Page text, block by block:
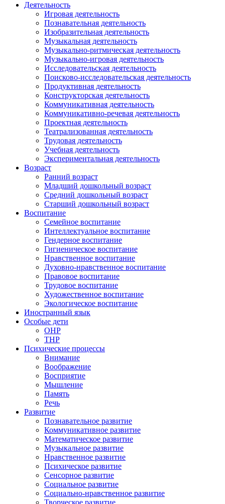
Деятельность
Игровая деятельность
Познавательная деятельность
Изобразительная деятельность
Музыкальная деятельность
Музыкально-ритмическая деятельность
Музыкально-игровая деятельность
Исследовательская деятельность
Поисково-исследовательская деятельность
Продуктивная деятельность
Конструкторская деятельность
Коммуникативная деятельность
Коммуникативно-речевая деятельность
Проектная деятельность
Театрализованная деятельность
Трудовая деятельность
Учебная деятельность
Экспериментальная деятельность
Возраст
Ранний возраст
Младший дошкольный возраст
Средний дошкольный возраст
Старший дошкольный возраст
Воспитание
Семейное воспитание
Интеллектуальное воспитание
Гендерное воспитание
Гигиеническое воспитание
Нравственное воспитание
Духовно-нравственное воспитание
Правовое воспитание
Трудовое воспитание
Художественное воспитание
Экологическое воспитание
Иностранный язык
Особые дети
ОНР
ТНР
Психические процессы
Внимание
Воображение
Восприятие
Мышление
Память
Речь
Развитие
Познавательное развитие
Коммуникативное развитие
Математическое развитие
Музыкальное развитие
Нравственное развитие
Психическое развитие
Сенсорное развитие
Социальное развитие
Социально-нравственное развитие